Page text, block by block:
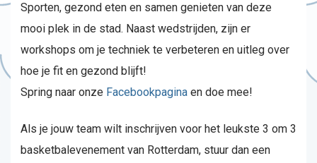
Sporten, gezond eten en samen genieten van deze
mooi plek in de stad. Naast wedstrijden, zijn er
workshops om je techniek te verbeteren en uitleg over
hoe je fit en gezond blijft!
Spring naar onze Facebookpagina en doe mee!
Als je jouw team wilt inschrijven voor het leukste 3 om 3
basketbalevenement van Rotterdam, stuur dan een